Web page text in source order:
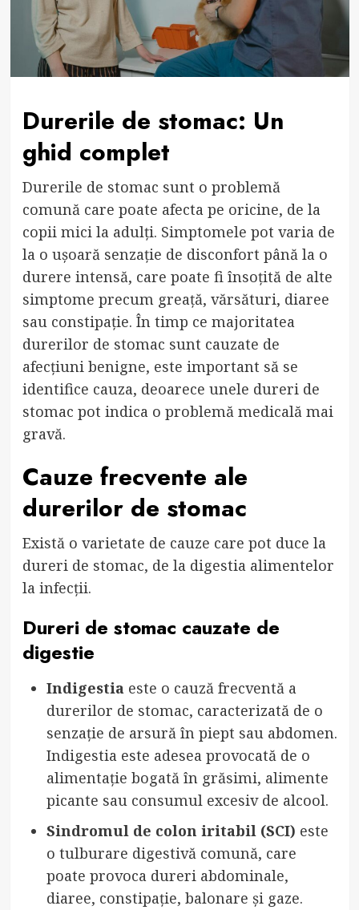
Durerile de stomac: Un
ghid complet
Durerile de stomac sunt o problemă
comună care poate afecta pe oricine, de la
copii mici la adulți. Simptomele pot varia de
la o ușoară senzație de disconfort până la o
durere intensă, care poate fi însoțită de alte
simptome precum greață, vărsături, diaree
sau constipație. În timp ce majoritatea
durerilor de stomac sunt cauzate de
afecțiuni benigne, este important să se
identifice cauza, deoarece unele dureri de
stomac pot indica o problemă medicală mai
gravă.
Cauze frecvente ale
durerilor de stomac
Există o varietate de cauze care pot duce la
dureri de stomac, de la digestia alimentelor
la infecții.
Dureri de stomac cauzate de
digestie
Indigestiaeste o cauză frecventă a
durerilor de stomac, caracterizată de o
senzație de arsură în piept sau abdomen.
Indigestia este adesea provocată de o
alimentație bogată în grăsimi, alimente
picante sau consumul excesiv de alcool.
Sindromul de colon iritabil (SCI) este
o tulburare digestivă comună, care
poate provoca dureri abdominale,
diaree, constipație, balonare și gaze.